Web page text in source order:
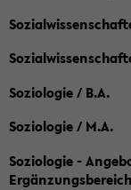
Soziologie / B.A.
Soziologie / M.A.
Soziologie -